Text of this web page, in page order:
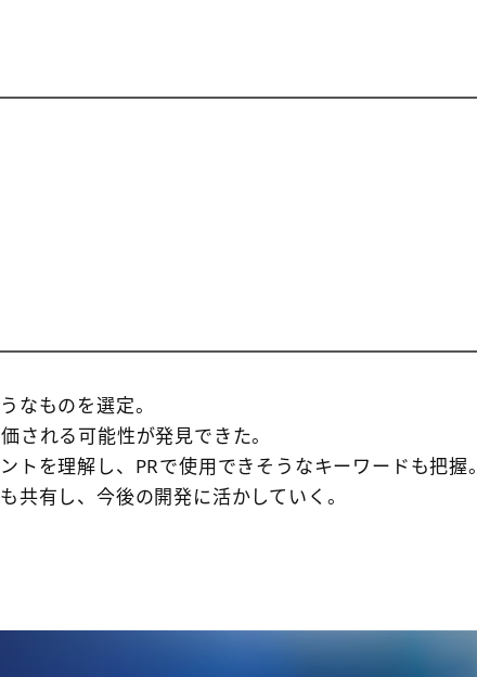
なものを選定。
される可能性が発見できた。
を理解し、PRで使用できそうなキーワードも把握。
共有し、今後の開発に活かしていく。